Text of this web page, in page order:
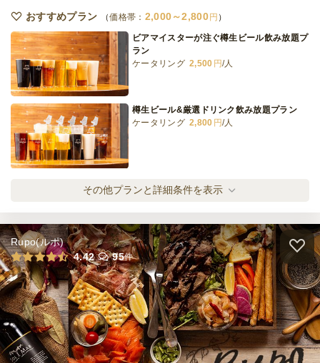
おすすめプラン 価格帯： 2,000～2,800円
ビアマイスターが注ぐ樽生ビール飲み放題プ
ラン
ケータリング 2,500 円/人
樽生ビール&厳選ドリンク飲み放題プラン
ケータリング 2,800 円/人
ビール＆厳選ドリンク飲み放題プラン
全てのプランを見る（3件）
ケータリング
締切 3日前12時
最低ご注文金額 60,000円
その他プランと詳細条件を表示
Rupo(ルポ)
4.42
95件